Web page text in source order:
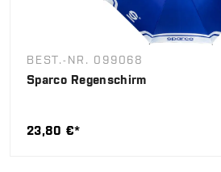
BEST.-NR. 099068
Sparco Regenschirm
23,80 €*